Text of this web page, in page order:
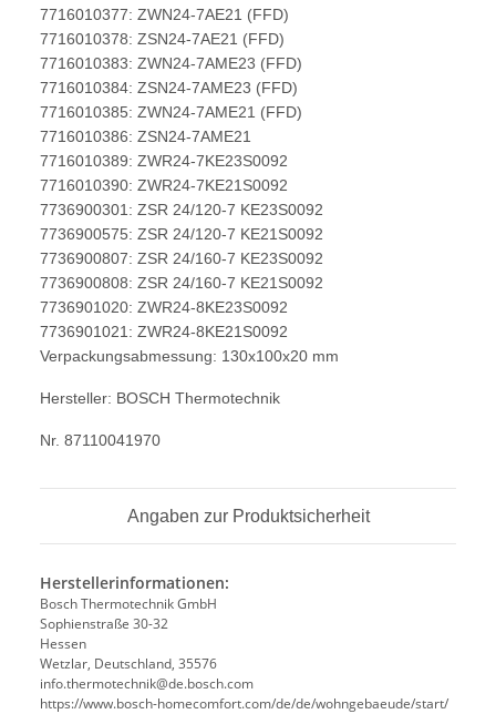
7716010377: ZWN24-7AE21 (FFD)
7716010378: ZSN24-7AE21 (FFD)
7716010383: ZWN24-7AME23 (FFD)
7716010384: ZSN24-7AME23 (FFD)
7716010385: ZWN24-7AME21 (FFD)
7716010386: ZSN24-7AME21
7716010389: ZWR24-7KE23S0092
7716010390: ZWR24-7KE21S0092
7736900301: ZSR 24/120-7 KE23S0092
7736900575: ZSR 24/120-7 KE21S0092
7736900807: ZSR 24/160-7 KE23S0092
7736900808: ZSR 24/160-7 KE21S0092
7736901020: ZWR24-8KE23S0092
7736901021: ZWR24-8KE21S0092
Verpackungsabmessung: 130x100x20 mm
Hersteller: BOSCH Thermotechnik
Nr. 87110041970
Angaben zur Produktsicherheit
Herstellerinformationen:
Bosch Thermotechnik GmbH
Sophienstraße 30-32
Hessen
Wetzlar, Deutschland, 35576
info.thermotechnik@de.bosch.com
https://www.bosch-homecomfort.com/de/de/wohngebaeude/start/